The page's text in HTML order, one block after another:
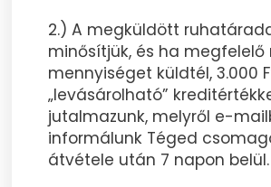
2.) A megküldött
minősítjük, és ha megfelelő
mennyiséget küldtél, 3.000
„levásárolható”
jutalmazunk, melyről e-
informálunk Téged
átvétele után 7 napon belül.